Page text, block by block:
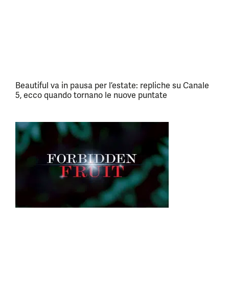
Beautiful va in pausa per l’estate: repliche su Canale
5, ecco quando tornano le nuove puntate